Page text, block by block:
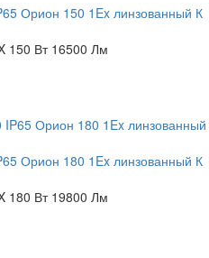
Орион 150 1Ex линзованный К
150 Вт 16500 Лм
Орион 180 1Ex линзованный К
180 Вт 19800 Лм